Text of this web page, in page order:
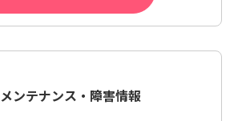
メンテナンス・障害情報